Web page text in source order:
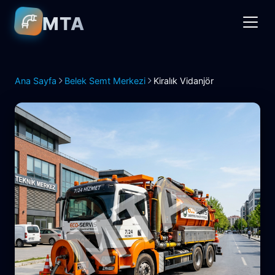
MTA
Ana Sayfa Belek Semt Merkezi Kiralık Vidanjör